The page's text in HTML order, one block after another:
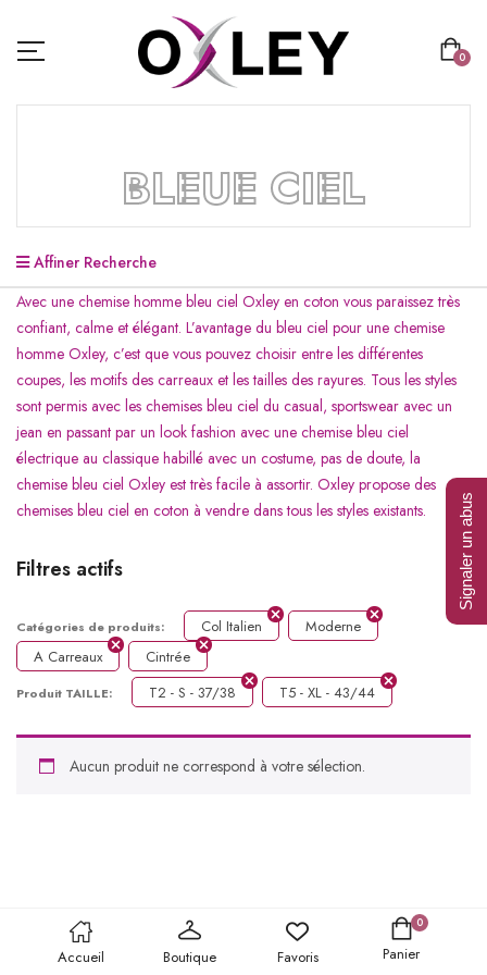
0
BLEUE CIEL
Affiner Recherche
Avec une chemise homme bleu ciel Oxley en coton vous paraissez très
confiant, calme et élégant. L’avantage du bleu ciel pour une chemise
homme Oxley, c’est que vous pouvez choisir entre les différentes
coupes, les motifs des carreaux et les tailles des rayures. Tous les styles
sont permis avec les chemises bleu ciel du casual, sportswear avec un
jean en passant par un look fashion avec une chemise bleu ciel
électrique au classique habillé avec un costume, pas de doute, la
chemise bleu ciel Oxley est très facile à assortir. Oxley propose des
chemises bleu ciel en coton à vendre dans tous les styles existants.
Filtres actifs
Catégories de produits: Col Italien
Moderne
A Carreaux
Cintrée
Produit TAILLE: T2 - S - 37/38 T5 - XL - 43/44
Aucun produit ne correspond à votre sélection.
Accueil Boutique Favoris
0
Panier
Signaler un abus